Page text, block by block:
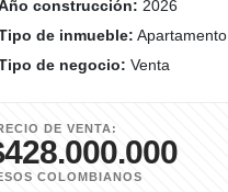
construcción: 2026
de inmueble: Apartamento
de negocio: Venta
DE VENTA:
COLOMBIANOS